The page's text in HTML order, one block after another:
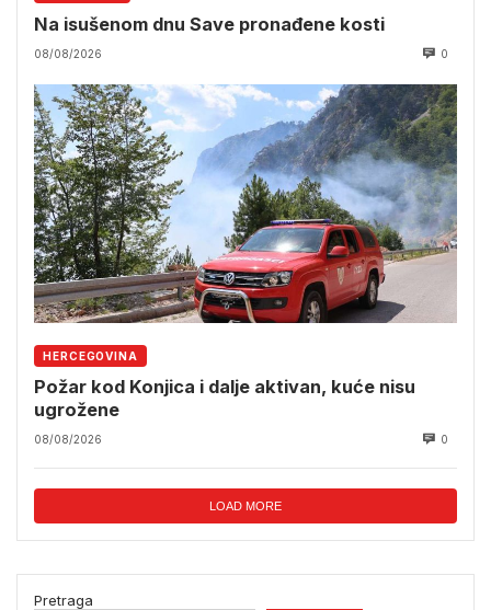
Na isušenom dnu Save pronađene kosti
08/08/2026 0
HERCEGOVINA
Požar kod Konjica i dalje aktivan, kuće nisu
ugrožene
08/08/2026 0
LOAD MORE
Pretraga